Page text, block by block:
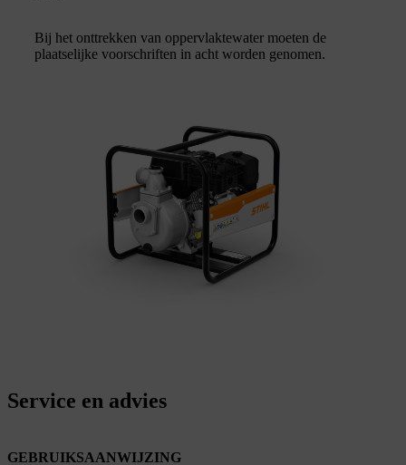
Bij het onttrekken van oppervlaktewater moeten de
plaatselijke voorschriften in acht worden genomen.
Service en advies
GEBRUIKSAANWIJZING